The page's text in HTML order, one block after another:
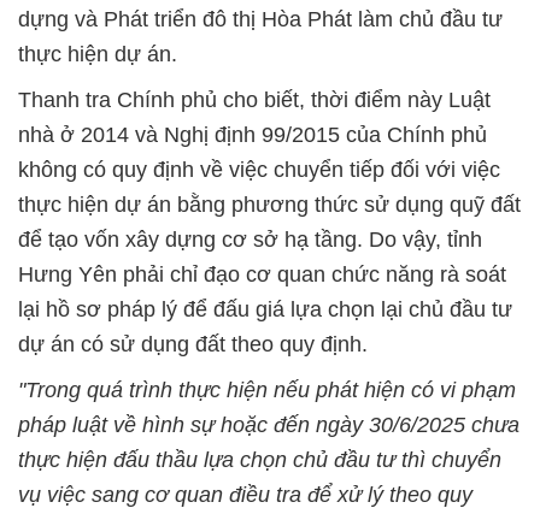
dựng và Phát triển đô thị Hòa Phát làm chủ đầu tư
thực hiện dự án.
Thanh tra Chính phủ cho biết, thời điểm này Luật
nhà ở 2014 và Nghị định 99/2015 của Chính phủ
không có quy định về việc chuyển tiếp đối với việc
thực hiện dự án bằng phương thức sử dụng quỹ đất
để tạo vốn xây dựng cơ sở hạ tầng. Do vậy, tỉnh
Hưng Yên phải chỉ đạo cơ quan chức năng rà soát
lại hồ sơ pháp lý để đấu giá lựa chọn lại chủ đầu tư
dự án có sử dụng đất theo quy định.
"Trong quá trình thực hiện nếu phát hiện có vi phạm
pháp luật về hình sự hoặc đến ngày 30/6/2025 chưa
thực hiện đấu thầu lựa chọn chủ đầu tư thì chuyển
vụ việc sang cơ quan điều tra để xử lý theo quy